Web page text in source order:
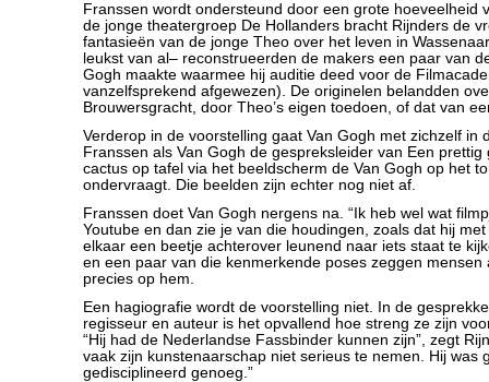
Franssen wordt ondersteund door een grote hoeveelheid
de jonge theatergroep De Hollanders bracht Rijnders de
fantasieën van de jonge Theo over het leven in
leukst van al– reconstrueerden de makers een paar van
Gogh maakte waarmee hij auditie deed voor de
vanzelfsprekend afgewezen). De originelen belandden
Brouwersgracht, door Theo’s eigen toedoen, of dat van
Verderop in de voorstelling gaat Van Gogh met zichzelf in
Franssen als Van Gogh de gespreksleider van Een prettig
cactus op tafel via het beeldscherm de Van Gogh op het
ondervraagt. Die beelden zijn echter nog niet af.
Franssen doet Van Gogh nergens na. “Ik heb wel wat
Youtube en dan zie je van die houdingen, zoals dat hij
elkaar een beetje achterover leunend naar iets staat te
en een paar van die kenmerkende poses zeggen mensen
precies op hem.
Een hagiografie wordt de voorstelling niet. In de
regisseur en auteur is het opvallend hoe streng ze zijn
“Hij had de Nederlandse Fassbinder kunnen zijn”, zegt
vaak zijn kunstenaarschap niet serieus te nemen. Hij was
gedisciplineerd genoeg.”